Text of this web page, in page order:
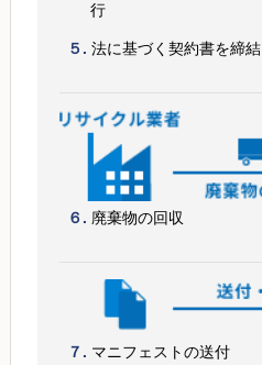
行
５.法に基づく契約書を締結
６. 廃棄物の回収
７. マニフェストの送付